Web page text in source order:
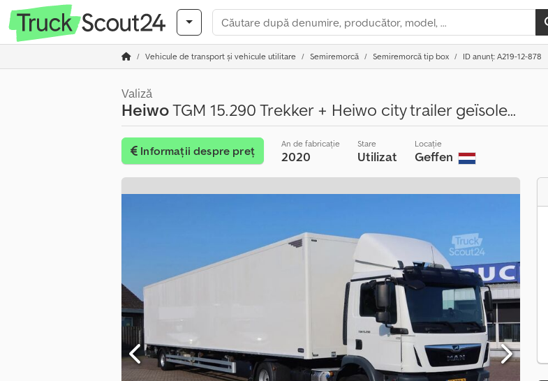
Vehicule de transport şi vehicule utilitare Semiremorcă Semiremorcă tip box ID anunț: A219-12-878
Valiză
HeiwoTGM 15.290 Trekker + Heiwo city trailer geïsole...
Informații despre preț
An de fabricație
2020
Stare
Utilizat
Locație
Geffen